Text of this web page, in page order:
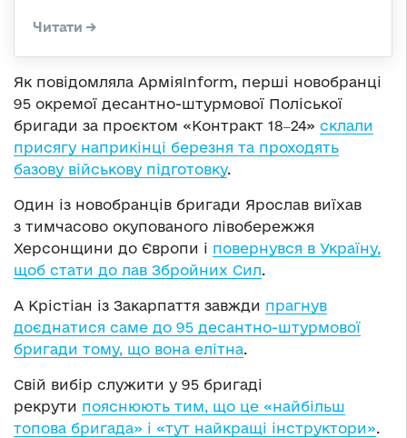
Як повідомляла АрміяInform, перші новобранці
95 окремої десантно-штурмової Поліської
бригади за проєктом «Контракт 18‒24» склали
присягу наприкінці березня та проходять
базову військову підготовку.
Один із новобранців бригади Ярослав виїхав
з тимчасово окупованого лівобережжя
Херсонщини до Європи і повернувся в Україну,
щоб стати до лав Збройних Сил.
А Крістіан із Закарпаття завжди прагнув
доєднатися саме до 95 десантно-штурмової
бригади тому, що вона елітна.
Свій вибір служити у 95 бригаді
рекрути пояснюють тим, що це «найбільш
топова бригада» і «тут найкращі інструктори».